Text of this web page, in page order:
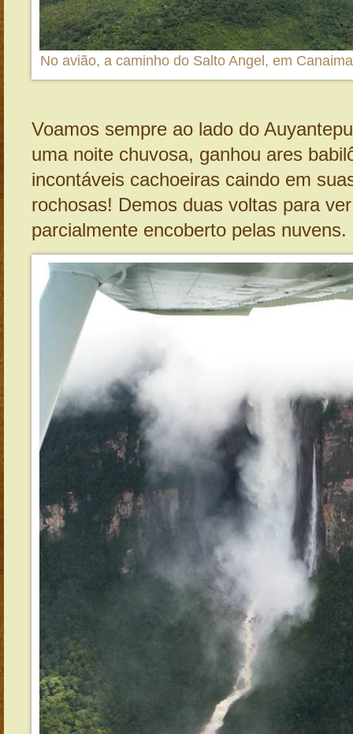
No avião, a caminho do Salto Angel, em
Voamos sempre ao lado do
uma noite chuvosa, ganhou ares
incontáveis cachoeiras caindo em
rochosas! Demos duas voltas para
parcialmente encoberto pelas nuvens.